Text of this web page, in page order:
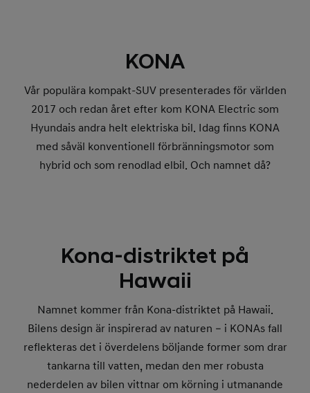
KONA
Vår populära kompakt-SUV presenterades för världen
2017 och redan året efter kom KONA Electric som
Hyundais andra helt elektriska bil. Idag finns KONA
med såväl konventionell förbränningsmotor som
hybrid och som renodlad elbil. Och namnet då?
Kona-distriktet på
Hawaii
Namnet kommer från Kona-distriktet på Hawaii.
Bilens design är inspirerad av naturen – i KONAs fall
reflekteras det i överdelens böljande former som drar
tankarna till vatten, medan den mer robusta
nederdelen av bilen vittnar om körning i utmanande